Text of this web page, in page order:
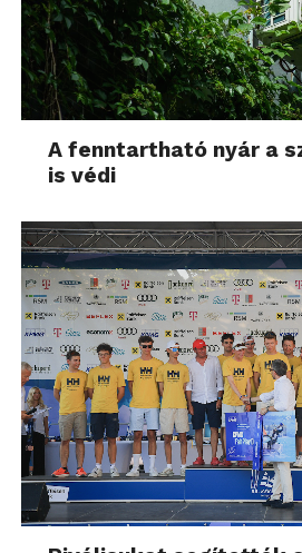
A fenntartható nyár a
is védi